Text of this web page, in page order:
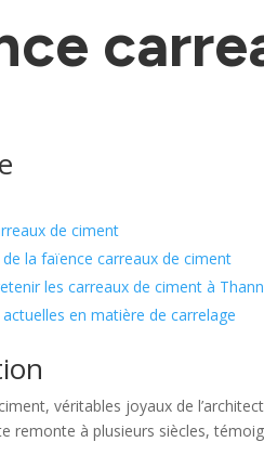
de ciment
la faïence carreaux de ciment
les carreaux de ciment à Thann
en matière de carrelage
véritables joyaux de
remonte à plusieurs siècles,